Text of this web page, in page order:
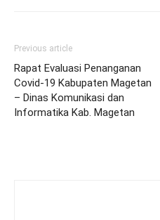
Previous article
Rapat Evaluasi Penanganan
Covid-19 Kabupaten Magetan
– Dinas Komunikasi dan
Informatika Kab. Magetan